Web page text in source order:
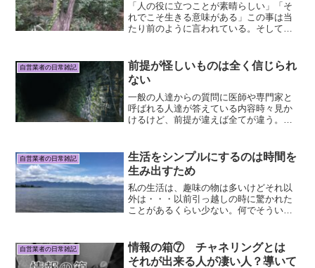
「人の役に立つことが素晴らしい」「そ
れでこそ生きる意味がある」この事は当
たり前のように言われている。そして、
持ってない人は あまり人の役に立たない
から 社会にとって...
自営業者の日常雑記
前提が怪しいものは全く信じられ
ない
一般の人達からの質問に医師や専門家と
呼ばれる人達が答えている内容時々見か
けるけど、前提が違えば全てが違う。例
して、かなり長い文章で答えが書いてあ
る。「強い副反応が出る確...
自営業者の日常雑記
生活をシンプルにするのは時間を
生み出すため
私の生活は、趣味の物は多いけどそれ以
外は・・・以前引っ越しの時に驚かれた
ことがあるくらい少ない。何でそういう
常をゆっくりと楽しむ時間。好きなだけ
寝るための時間。気が向い...
自営業者の日常雑記
情報の箱⑦ チャネリングとは
それが出来る人が凄い人？導いて